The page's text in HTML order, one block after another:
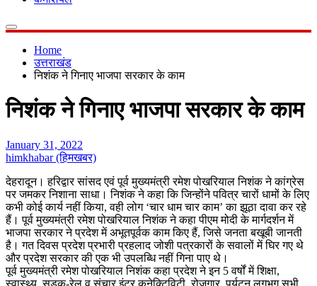
Home
उत्तराखंड
निशंक ने गिनाए भाजपा सरकार के काम
निशंक ने गिनाए भाजपा सरकार के काम
January 31, 2022
himkhabar (हिमखबर)
देहरादून। हरिद्वार सांसद एवं पूर्व मुख्यमंत्री रमेश पोखरियाल निशंक ने कांग्रेस
पर जमकर निशाना साधा। निशंक ने कहा कि जिन्होंने पवित्र चारों धामों के लिए
कभी कोई कार्य नहीं किया, वही लोग ‘चार धाम चार काम’ का झूठा दावा कर रहे
हैं। पूर्व मुख्यमंत्री रमेश पोखरियाल निशंक ने कहा पीएम मोदी के मार्गदर्शन में
भाजपा सरकार ने प्रदेश में अभूतपूर्वक काम किए हैं, जिसे जनता बखूबी जानती
है। गत दिवस प्रदेश प्रभारी प्रहलाद जोशी पत्रकारों के सवालों में घिर गए थे
और प्रदेश सरकार की एक भी उपलब्धि नहीं गिना पाए थे।
पूर्व मुख्यमंत्री रमेश पोखरियाल निशंक कहा प्रदेश ने इन 5 वर्षों में शिक्षा,
स्वास्थ्य, सड़क-रेल व संचार इंटर कनेक्टिविटी, रोजगार, पर्यटन लगभग सभी